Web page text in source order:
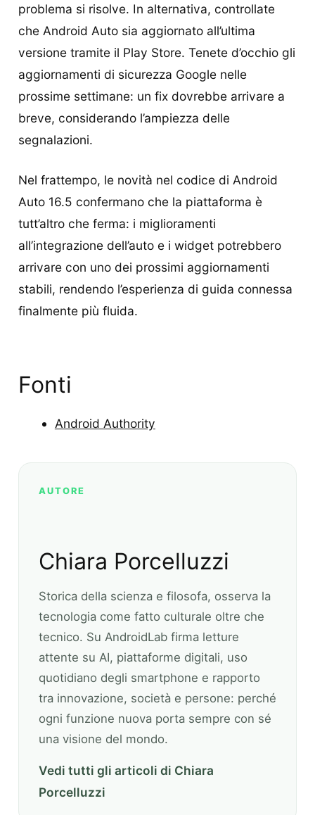
problema si risolve. In alternativa, controllate
che Android Auto sia aggiornato all’ultima
versione tramite il Play Store. Tenete d’occhio gli
aggiornamenti di sicurezza Google nelle
prossime settimane: un fix dovrebbe arrivare a
breve, considerando l’ampiezza delle
segnalazioni.
Nel frattempo, le novità nel codice di Android
Auto 16.5 confermano che la piattaforma è
tutt’altro che ferma: i miglioramenti
all’integrazione dell’auto e i widget potrebbero
arrivare con uno dei prossimi aggiornamenti
stabili, rendendo l’esperienza di guida connessa
finalmente più fluida.
Fonti
Android Authority
AUTORE
Chiara Porcelluzzi
Storica della scienza e filosofa, osserva la
tecnologia come fatto culturale oltre che
tecnico. Su AndroidLab firma letture
attente su AI, piattaforme digitali, uso
quotidiano degli smartphone e rapporto
tra innovazione, società e persone: perché
ogni funzione nuova porta sempre con sé
una visione del mondo.
Vedi tutti gli articoli di Chiara
Porcelluzzi